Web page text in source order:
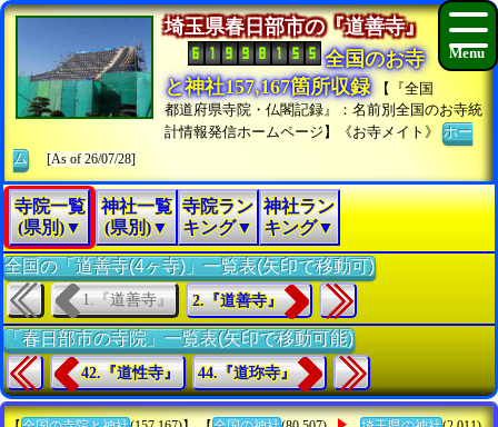
埼玉県春日部市の『道善寺』
全国のお寺
と神社157,167箇所収録
【『全国
都道府県寺院・仏閣記録』：名前別全国のお寺統
計情報発信ホームページ】《お寺メイト》ホー
ム
[As of 26/07/28]
寺院一覧
(県別)▼
神社一覧
(県別)▼
寺院ラン
キング▼
神社ラン
キング▼
全国の「道善寺(4ヶ寺)」一覧表(矢印で移動可)
1.『道善寺』 2.『道善寺』
「春日部市の寺院」一覧表(矢印で移動可能)
42.『道性寺』 44.『道珎寺』